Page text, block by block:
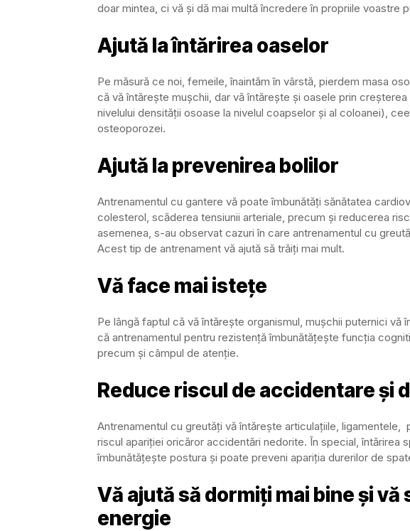
doar mintea, ci vă și dă mai multă încredere în propriile voastre
Ajută la întărirea oaselor
Pe măsură ce noi, femeile, înaintăm în vârstă, pierdem masa
că vă întărește mușchii, dar vă întărește și oasele prin
nivelului densității osoase la nivelul coapselor și al coloanei),
osteoporozei.
Ajută la prevenirea bolilor
Antrenamentul cu gantere vă poate îmbunătăți sănătatea
colesterol, scăderea tensiunii arteriale, precum și reducerea
asemenea, s-au observat cazuri în care antrenamentul cu
Acest tip de antrenament vă ajută să trăiți mai mult.
Vă face mai istețe
Pe lângă faptul că vă întărește organismul, mușchii puternici vă
că antrenamentul pentru rezistență îmbunătățește funcția
precum și câmpul de atenție.
Reduce riscul de accidentare și
Antrenamentul cu greutăți vă întărește articulațiile,
riscul apariției oricăror accidentări nedorite. În special, întărirea
îmbunătățește postura și poate preveni apariția durerilor de
Vă ajută să dormiți mai bine și
energie